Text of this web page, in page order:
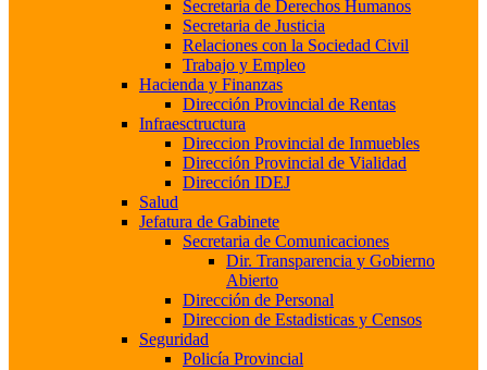
Secretaria de Derechos Humanos
Secretaria de Justicia
Relaciones con la Sociedad Civil
Trabajo y Empleo
Hacienda y Finanzas
Dirección Provincial de Rentas
Infraesctructura
Direccion Provincial de Inmuebles
Dirección Provincial de Vialidad
Dirección IDEJ
Salud
Jefatura de Gabinete
Secretaria de Comunicaciones
Dir. Transparencia y Gobierno
Abierto
Dirección de Personal
Direccion de Estadisticas y Censos
Seguridad
Policía Provincial